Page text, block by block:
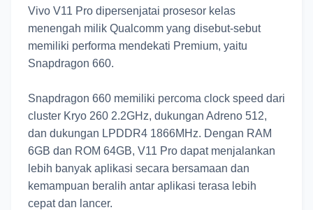
Vivo V11 Pro dipersenjatai prosesor kelas
menengah milik Qualcomm yang disebut-sebut
memiliki performa mendekati Premium, yaitu
Snapdragon 660.
Snapdragon 660 memiliki percoma clock speed dari
cluster Kryo 260 2.2GHz, dukungan Adreno 512,
dan dukungan LPDDR4 1866MHz. Dengan RAM
6GB dan ROM 64GB, V11 Pro dapat menjalankan
lebih banyak aplikasi secara bersamaan dan
kemampuan beralih antar aplikasi terasa lebih
cepat dan lancer.